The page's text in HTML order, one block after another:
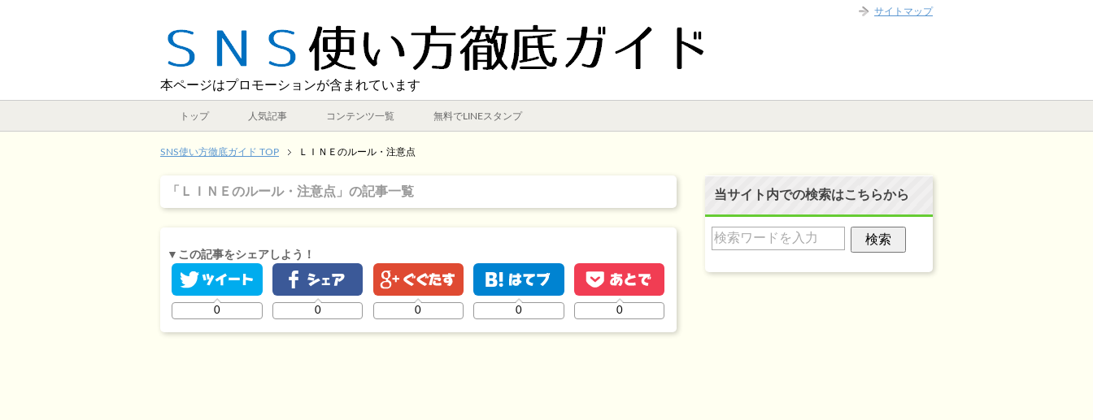
本ページはプロモーションが含まれています
トップ 人気記事 コンテンツ一覧 無料でLINEスタンプ
SNS使い方徹底ガイド TOP ＬＩＮＥのルール・注意点
「ＬＩＮＥのルール・注意点」の記事一覧
▼この記事をシェアしよう！
0 0 0 0 0
当サイト内での検索はこちらから
サイトマップ